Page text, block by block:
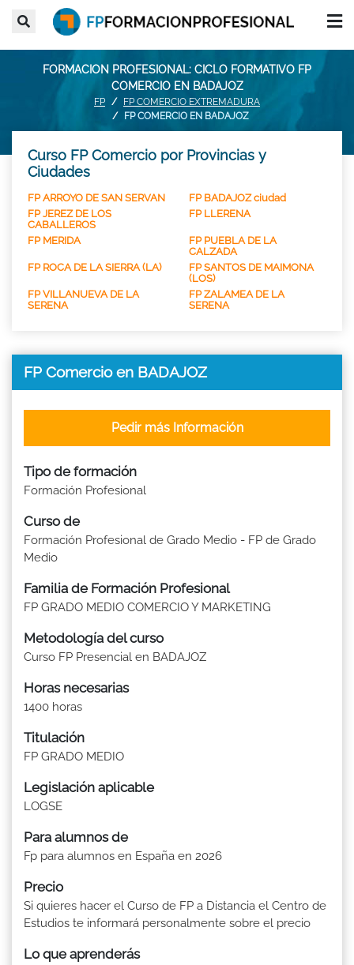
FORMACION PROFESIONAL: CICLO FORMATIVO FP
COMERCIO EN BADAJOZ
FP
FP COMERCIO EXTREMADURA
FP COMERCIO EN BADAJOZ
Curso FP Comercio por Provincias y
Ciudades
FP ARROYO DE SAN SERVAN
FP BADAJOZ ciudad
FP JEREZ DE LOS
CABALLEROS
FP LLERENA
FP MERIDA
FP PUEBLA DE LA
CALZADA
FP ROCA DE LA SIERRA (LA)
FP SANTOS DE MAIMONA
(LOS)
FP VILLANUEVA DE LA
SERENA
FP ZALAMEA DE LA
SERENA
FP Comercio en BADAJOZ
Tipo de formación
Formación Profesional
Curso de
Formación Profesional de Grado Medio - FP de Grado
Medio
Familia de Formación Profesional
FP GRADO MEDIO COMERCIO Y MARKETING
Metodología del curso
Curso FP Presencial en BADAJOZ
Horas necesarias
1400 horas
Titulación
FP GRADO MEDIO
Legislación aplicable
LOGSE
Para alumnos de
Fp para alumnos en España en 2026
Precio
Si quieres hacer el Curso de FP a Distancia el Centro de
Estudios te informará personalmente sobre el precio
Pedir más Información
Lo que aprenderás